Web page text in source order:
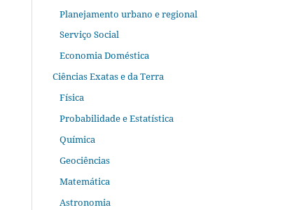
Planejamento urbano e regional
Serviço Social
Economia Doméstica
Ciências Exatas e da Terra
Física
Probabilidade e Estatística
Química
Geociências
Matemática
Astronomia